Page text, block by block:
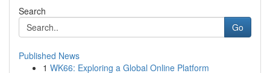
Search
Go
Published News
1 WK66: Exploring a Global Online Platform